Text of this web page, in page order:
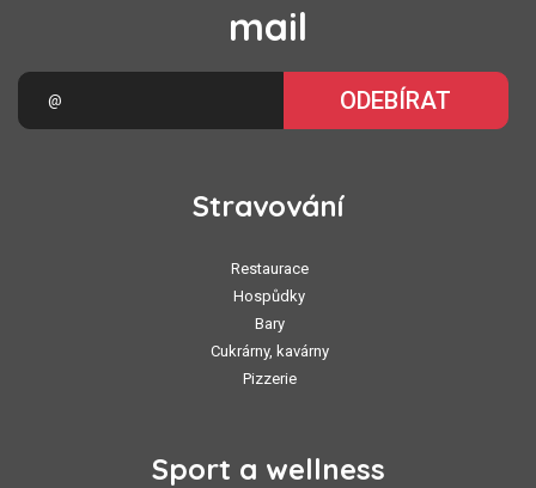
mail
ODEBÍRAT
Stravování
Restaurace
Hospůdky
Bary
Cukrárny, kavárny
Pizzerie
Sport a wellness